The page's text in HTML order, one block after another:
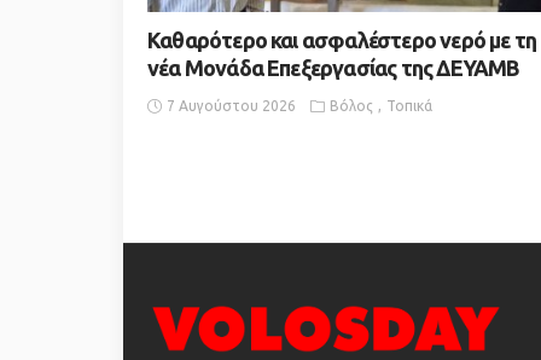
Καθαρότερο και ασφαλέστερο νερό με τη
νέα Μονάδα Επεξεργασίας της ΔΕΥΑΜΒ
7 Αυγούστου 2026 Βόλος Τοπικά